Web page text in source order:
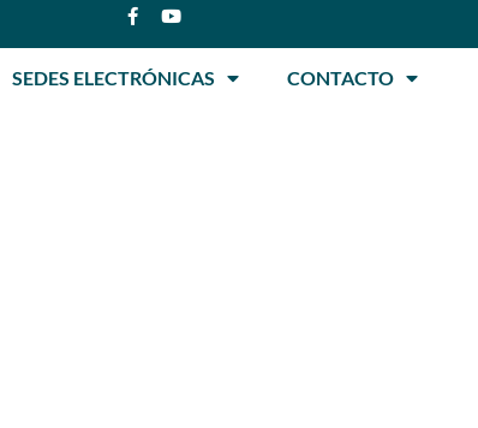
SEDES ELECTRÓNICAS CONTACTO